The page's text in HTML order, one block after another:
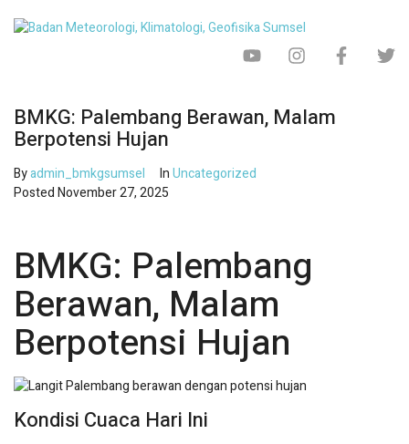
BMKG: Palembang Berawan, Malam
Berpotensi Hujan
Byadmin_bmkgsumsel InUncategorized
PostedNovember 27, 2025
BMKG: Palembang
Berawan, Malam
Berpotensi Hujan
Kondisi Cuaca Hari Ini